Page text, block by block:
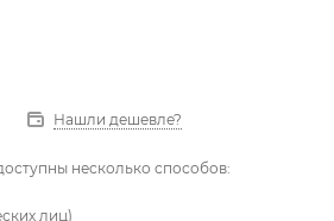
Нашли дешевле?
несколько способов:
лиц)